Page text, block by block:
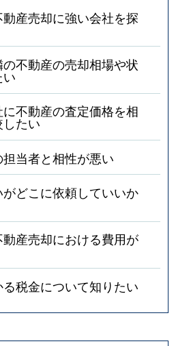
産売却に強い会社を探
不動産の売却相場や状
不動産の査定価格を相
たい
当者と相性が悪い
どこに依頼していいか
産売却における費用が
税金について知りたい